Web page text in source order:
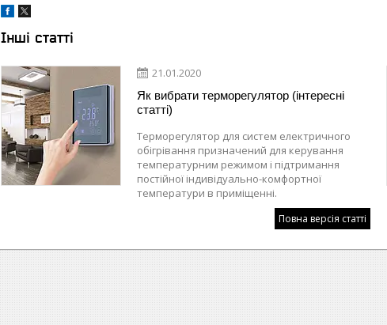
Інші статті
21.01.2020
Як вибрати терморегулятор (інтересні
статті)
Терморегулятор для систем електричного
обігрівання призначений для керування
температурним режимом і підтримання
постійної індивідуально-комфортної
температури в приміщенні.
Повна версія статті